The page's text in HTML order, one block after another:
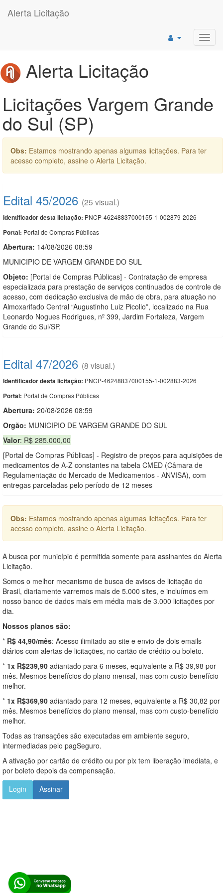
Alerta Licitação
Alerta Licitação
Licitações Vargem Grande
do Sul (SP)
Obs: Estamos mostrando apenas algumas licitações. Para ter
acesso completo, assine o Alerta Licitação.
Edital 45/2026 (25 visual.)
Identificador desta licitação: PNCP-46248837000155-1-002879-2026
Portal: Portal de Compras Públicas
Abertura: 14/08/2026 08:59
MUNICIPIO DE VARGEM GRANDE DO SUL
Objeto: [Portal de Compras Públicas] - Contratação de empresa
especializada para prestação de serviços continuados de controle de
acesso, com dedicação exclusiva de mão de obra, para atuação no
Almoxarifado Central “Augustinho Luiz Picollo”, localizado na Rua
Leonardo Nogues Rodrigues, nº 399, Jardim Fortaleza, Vargem
Grande do Sul/SP.
Edital 47/2026 (8 visual.)
Identificador desta licitação: PNCP-46248837000155-1-002883-2026
Portal: Portal de Compras Públicas
Abertura: 20/08/2026 08:59
Orgão: MUNICIPIO DE VARGEM GRANDE DO SUL
Valor: R$ 285.000,00
[Portal de Compras Públicas] - Registro de preços para aquisições de
medicamentos de A-Z constantes na tabela CMED (Câmara de
Regulamentação do Mercado de Medicamentos - ANVISA), com
entregas parceladas pelo período de 12 meses
Obs: Estamos mostrando apenas algumas licitações. Para ter
acesso completo, assine o Alerta Licitação.
A busca por município é permitida somente para assinantes do Alerta
Licitação.
Somos o melhor mecanismo de busca de avisos de licitação do
Brasil, diariamente varremos mais de 5.000 sites, e incluímos em
nosso banco de dados mais em média mais de 3.000 licitações por
dia.
Nossos planos são:
* R$ 44,90/mês: Acesso ilimitado ao site e envio de dois emails
diários com alertas de licitações, no cartão de crédito ou boleto.
* 1x R$239,90 adiantado para 6 meses, equivalente a R$ 39,98 por
mês. Mesmos benefícios do plano mensal, mas com custo-benefício
melhor.
* 1x R$369,90 adiantado para 12 meses, equivalente a R$ 30,82 por
mês. Mesmos benefícios do plano mensal, mas com custo-benefício
melhor.
Todas as transações são executadas em ambiente seguro,
intermediadas pelo pagSeguro.
A ativação por cartão de crédito ou por pix tem liberação imediata, e
por boleto depois da compensação.
Login
Assinar